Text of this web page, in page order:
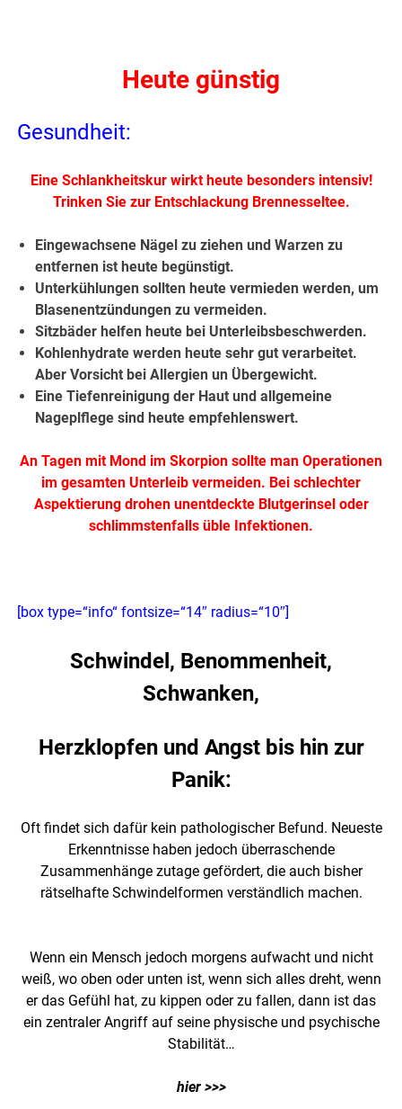
Heute günstig
Gesundheit:
Eine Schlankheitskur wirkt heute besonders intensiv!
Trinken Sie zur Entschlackung Brennesseltee.
Eingewachsene Nägel zu ziehen und Warzen zu
entfernen ist heute begünstigt.
Unterkühlungen sollten heute vermieden werden, um
Blasenentzündungen zu vermeiden.
Sitzbäder helfen heute bei Unterleibsbeschwerden.
Kohlenhydrate werden heute sehr gut verarbeitet.
Aber Vorsicht bei Allergien un Übergewicht.
Eine Tiefenreinigung der Haut und allgemeine
Nageplflege sind heute empfehlenswert.
An Tagen mit Mond im Skorpion sollte man Operationen
im gesamten Unterleib vermeiden. Bei schlechter
Aspektierung drohen unentdeckte Blutgerinsel oder
schlimmstenfalls üble Infektionen.
[box type=“info“ fontsize=“14″ radius=“10″]
Schwindel, Benommenheit,
Schwanken,
Herzklopfen und Angst bis hin zur
Panik:
Oft findet sich dafür kein pathologischer Befund. Neueste
Erkenntnisse haben jedoch überraschende
Zusammenhänge zutage gefördert, die auch bisher
rätselhafte Schwindelformen verständlich machen.
Wenn ein Mensch jedoch morgens aufwacht und nicht
weiß, wo oben oder unten ist, wenn sich alles dreht, wenn
er das Gefühl hat, zu kippen oder zu fallen, dann ist das
ein zentraler Angriff auf seine physische und psychische
Stabilität…
hier >>>